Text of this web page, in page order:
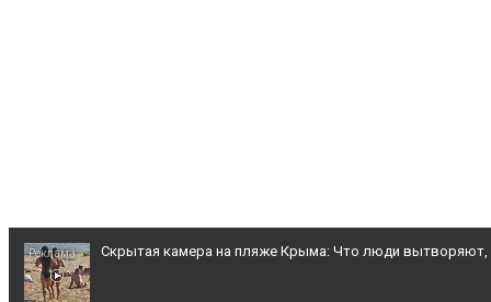
Скрытая камера на пляже Крыма: Что люди вытворяют,